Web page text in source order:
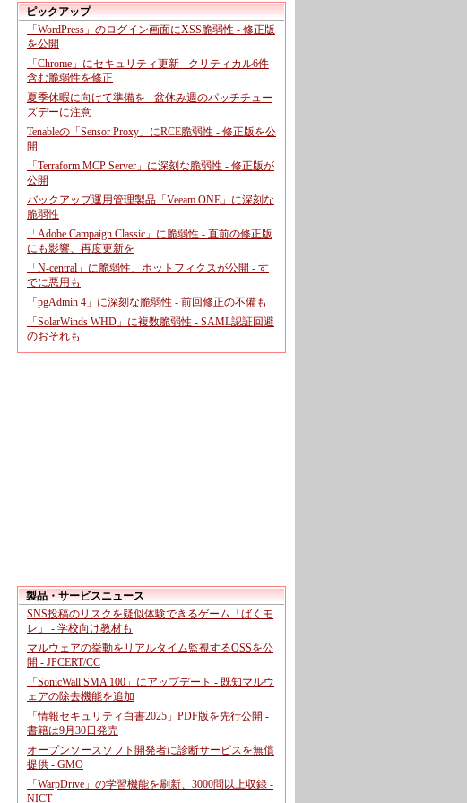
ピックアップ
「WordPress」のログイン画面にXSS脆弱性 - 修正版
を公開
「Chrome」にセキュリティ更新 - クリティカル6件
含む脆弱性を修正
夏季休暇に向けて準備を - 盆休み週のパッチチュー
ズデーに注意
Tenableの「Sensor Proxy」にRCE脆弱性 - 修正版を公
開
「Terraform MCP Server」に深刻な脆弱性 - 修正版が
公開
バックアップ運用管理製品「Veeam ONE」に深刻な
脆弱性
「Adobe Campaign Classic」に脆弱性 - 直前の修正版
にも影響、再度更新を
「N-central」に脆弱性、ホットフィクスが公開 - す
でに悪用も
「pgAdmin 4」に深刻な脆弱性 - 前回修正の不備も
「SolarWinds WHD」に複数脆弱性 - SAML認証回避
のおそれも
製品・サービスニュース
SNS投稿のリスクを疑似体験できるゲーム「ばくモ
レ」 - 学校向け教材も
マルウェアの挙動をリアルタイム監視するOSSを公
開 - JPCERT/CC
「SonicWall SMA 100」にアップデート - 既知マルウ
ェアの除去機能を追加
「情報セキュリティ白書2025」PDF版を先行公開 -
書籍は9月30日発売
オープンソースソフト開発者に診断サービスを無償
提供 - GMO
「WarpDrive」の学習機能を刷新、3000問以上収録 -
NICT